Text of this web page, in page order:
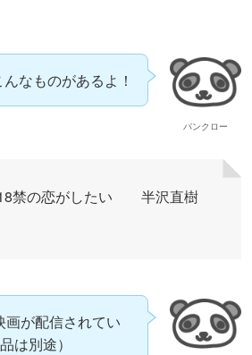
パンクロー
なものがあるよ！
禁の恋がしたい 半沢直樹
が配信されてい
は別途）